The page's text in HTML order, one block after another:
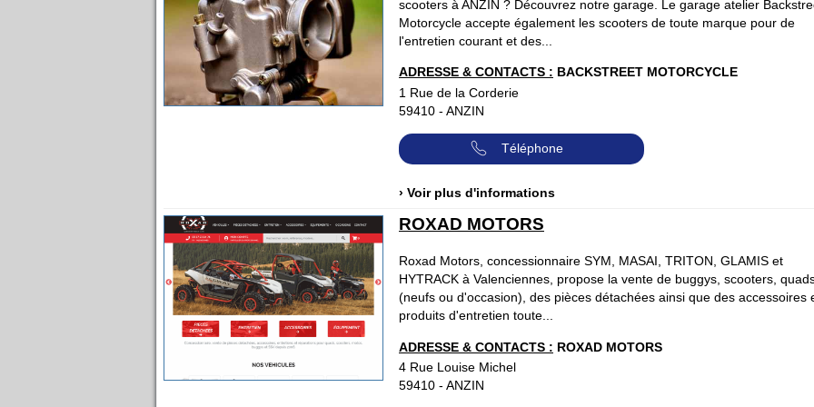
scooters à ANZIN ? Découvrez notre garage. Le garage atelier
Motorcycle accepte également les scooters de toute marque pour de
l'entretien courant et des...
ADRESSE & CONTACTS : BACKSTREET MOTORCYCLE
1 Rue de la Corderie
59410 - ANZIN
Téléphone
› Voir plus d'informations
ROXAD MOTORS
Roxad Motors, concessionnaire SYM, MASAI, TRITON, GLAMIS et
HYTRACK à Valenciennes, propose la vente de buggys, scooters,
(neufs ou d'occasion), des pièces détachées ainsi que des accessoires
produits d'entretien toute...
ADRESSE & CONTACTS : ROXAD MOTORS
4 Rue Louise Michel
59410 - ANZIN